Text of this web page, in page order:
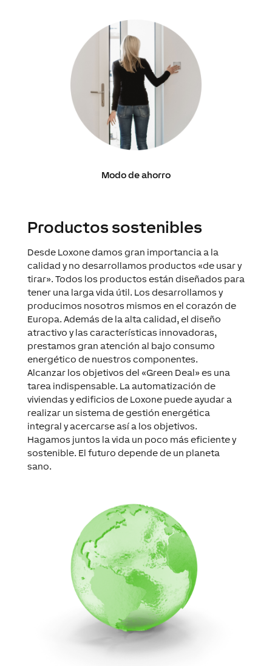
Modo de ahorro
Productos sostenibles
Desde Loxone damos gran importancia a la
calidad y no desarrollamos productos «de usar y
tirar». Todos los productos están diseñados para
tener una larga vida útil. Los desarrollamos y
producimos nosotros mismos en el corazón de
Europa. Además de la alta calidad, el diseño
atractivo y las características innovadoras,
prestamos gran atención al bajo consumo
energético de nuestros componentes.
Alcanzar los objetivos del «Green Deal» es una
tarea indispensable. La automatización de
viviendas y edificios de Loxone puede ayudar a
realizar un sistema de gestión energética
integral y acercarse así a los objetivos.
Hagamos juntos la vida un poco más eficiente y
sostenible. El futuro depende de un planeta
sano.